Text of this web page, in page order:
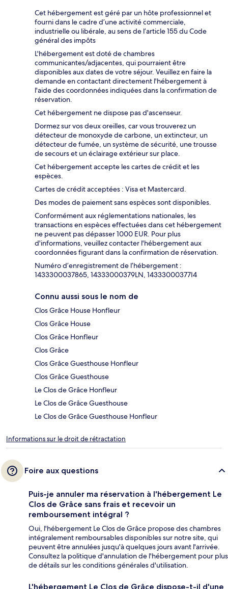
Cet hébergement est géré par un hôte professionnel et
fourni dans le cadre d’une activité commerciale,
industrielle ou libérale, au sens de l’article 155 du Code
général des impôts
L'hébergement est doté de chambres
communicantes/adjacentes, qui pourraient être
disponibles aux dates de votre séjour. Veuillez en faire la
demande en contactant directement l'hébergement à
l'aide des coordonnées indiquées dans la confirmation de
réservation.
Cet hébergement ne dispose pas d'ascenseur.
Dormez sur vos deux oreilles, car vous trouverez un
détecteur de monoxyde de carbone, un extincteur, un
détecteur de fumée, un système de sécurité, une trousse
de secours et un éclairage extérieur sur place.
Cet hébergement accepte les cartes de crédit et les
espèces.
Cartes de crédit acceptées : Visa et Mastercard.
Des modes de paiement sans espèces sont disponibles.
Conformément aux réglementations nationales, les
transactions en espèces effectuées dans cet hébergement
ne peuvent pas dépasser 1000 EUR. Pour plus
d'informations, veuillez contacter l'hébergement aux
coordonnées figurant dans la confirmation de réservation.
Numéro d’enregistrement de l’hébergement :
1433300037865, 14333000379LN, 14333000377I4
Connu aussi sous le nom de
Clos Grâce House Honfleur
Clos Grâce House
Clos Grâce Honfleur
Clos Grâce
Clos Grâce Guesthouse Honfleur
Clos Grâce Guesthouse
Le Clos de Grâce Honfleur
Le Clos de Grâce Guesthouse
Le Clos de Grâce Guesthouse Honfleur
Informations sur le droit de rétractation
Foire aux questions
Puis-je annuler ma réservation à l'hébergement Le
Clos de Grâce sans frais et recevoir un
remboursement intégral ?
Oui, l'hébergement Le Clos de Grâce propose des chambres
intégralement remboursables disponibles sur notre site, qui
peuvent être annulées jusqu'à quelques jours avant l'arrivée.
Consultez la politique d'annulation de l'hébergement pour plus
de détails sur les conditions générales d'utilisation.
L'hébergement Le Clos de Grâce dispose-t-il d'une